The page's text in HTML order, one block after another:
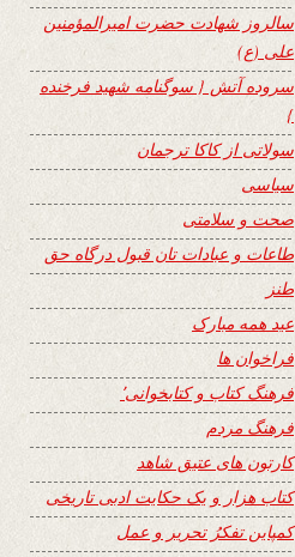
سالروز شهادت حضرت امیرالمؤمنین
علی (ع)
سروده آتش { سوگنامه شهید فرخنده
}
سولاتی از کاکا ترجمان
سیاسی
صحت و سلامتی
طاعات و عبادات تان قبول درگاه حق
طنز
عید همه مبارک
فراخوان ها
فرهنگ کتاب و کتابخوانی٬
فرهنگ مردم
کارتون های عتیق شاهد
کتاب هزار و یک حکایت ادبی تاریخی
کمپاین تفکرُ تحریر و عمل